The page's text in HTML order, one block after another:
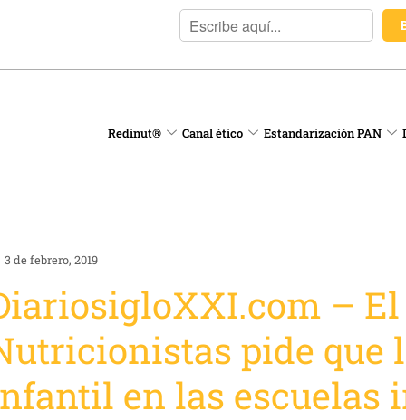
Redinut® Canal ético Estandarización PAN
3 de febrero, 2019
– El
pide que
en las escuelas